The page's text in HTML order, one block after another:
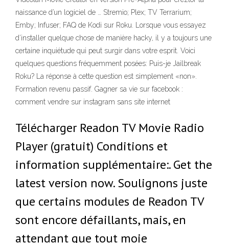
naissance d’un logiciel de … Stremio; Plex; TV Terrarium;
Emby; Infuser; FAQ de Kodi sur Roku. Lorsque vous essayez
d’installer quelque chose de manière hacky, il y a toujours une
certaine inquiétude qui peut surgir dans votre esprit. Voici
quelques questions fréquemment posées: Puis-je Jailbreak
Roku? La réponse à cette question est simplement «non».
Formation revenu passif. Gagner sa vie sur facebook :
comment vendre sur instagram sans site internet
Télécharger Readon TV Movie Radio
Player (gratuit) Conditions et
information supplémentaire:. Get the
latest version now. Soulignons juste
que certains modules de Readon TV
sont encore défaillants, mais, en
attendant que tout moie